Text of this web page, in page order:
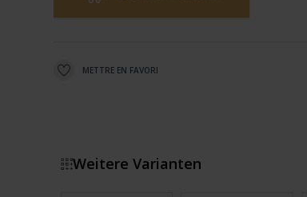
METTRE EN FAVORI
Weitere Varianten